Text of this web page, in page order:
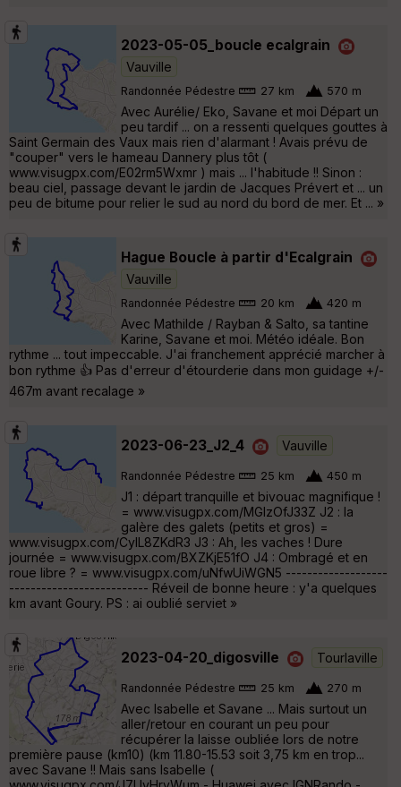
2023-05-05_boucle ecalgrain
Vauville
Randonnée Pédestre 27 km 570 m
Avec Aurélie/ Eko, Savane et moi Départ un
peu tardif ... on a ressenti quelques gouttes à
Saint Germain des Vaux mais rien d'alarmant ! Avais prévu de
"couper" vers le hameau Dannery plus tôt (
www.visugpx.com/E02rm5Wxmr ) mais ... l'habitude !! Sinon :
beau ciel, passage devant le jardin de Jacques Prévert et ... un
peu de bitume pour relier le sud au nord du bord de mer. Et ... »
Hague Boucle à partir d'Ecalgrain
Vauville
Randonnée Pédestre 20 km 420 m
Avec Mathilde / Rayban & Salto, sa tantine
Karine, Savane et moi. Météo idéale. Bon
rythme ... tout impeccable. J'ai franchement apprécié marcher à
bon rythme 👍 Pas d'erreur d'étourderie dans mon guidage +/-
467m avant recalage »
2023-06-23_J2_4 Vauville
Randonnée Pédestre 25 km 450 m
J1 : départ tranquille et bivouac magnifique !
= www.visugpx.com/MGlzOfJ33Z J2 : la
galère des galets (petits et gros) =
www.visugpx.com/CyIL8ZKdR3 J3 : Ah, les vaches ! Dure
journée = www.visugpx.com/BXZKjE51fO J4 : Ombragé et en
roue libre ? = www.visugpx.com/uNfwUiWGN5 -------------------
-------------------------- Réveil de bonne heure : y'a quelques
km avant Goury. PS : ai oublié serviet »
2023-04-20_digosville Tourlaville
Randonnée Pédestre 25 km 270 m
Avec Isabelle et Savane ... Mais surtout un
aller/retour en courant un peu pour
récupérer la laisse oubliée lors de notre
première pause (km10) (km 11.80-15.53 soit 3,75 km en trop...
avec Savane !! Mais sans Isabelle (